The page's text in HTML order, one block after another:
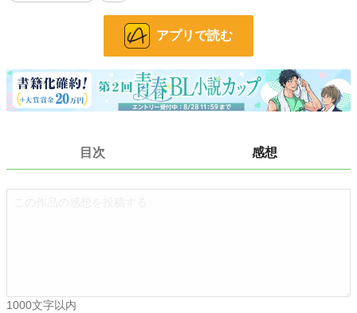
最後までお読みいただいた方、本当にありがとうございました！
無事に完結致しました～感謝！
面白かったよーと思って下さる方、ポチッとハートでも押してくれると嬉しいで
神代＆葉月は、また書けるといいのですが‥。では！
小説 228,793 位 / 228,793 件
お気に入り 17
初回完結日時 2025.12.25 13:24
アプリで読む
目次 感想
1000文字以内